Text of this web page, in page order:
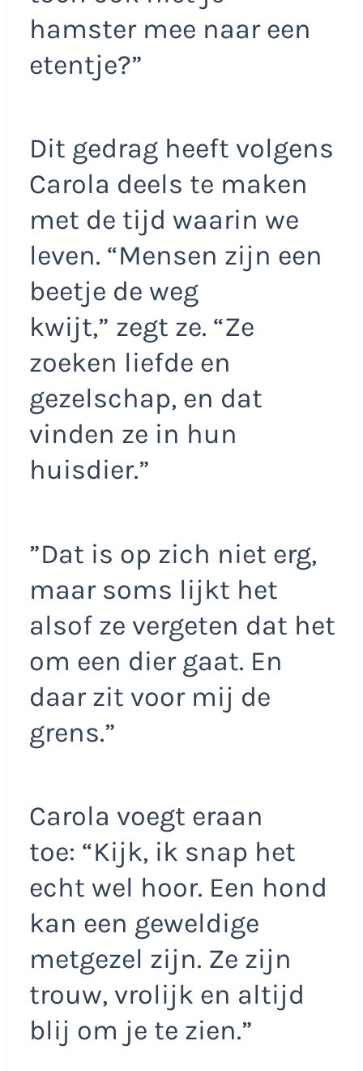
hamster mee naar een
etentje?”
Dit gedrag heeft volgens
Carola deels te maken
met de tijd waarin we
leven. “Mensen zijn een
beetje de weg
kwijt,” zegt ze. “Ze
zoeken liefde en
gezelschap, en dat
vinden ze in hun
huisdier.”
”Dat is op zich niet erg,
maar soms lijkt het
alsof ze vergeten dat het
om een dier gaat. En
daar zit voor mij de
grens.”
Carola voegt eraan
toe: “Kijk, ik snap het
echt wel hoor. Een hond
kan een geweldige
metgezel zijn. Ze zijn
trouw, vrolijk en altijd
blij om je te zien.”